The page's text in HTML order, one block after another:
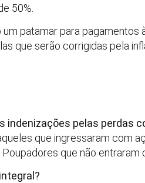
50%.
patamar para pagamentos
que serão corrigidas pela
indenizações pelas perdas
que ingressaram com
que não